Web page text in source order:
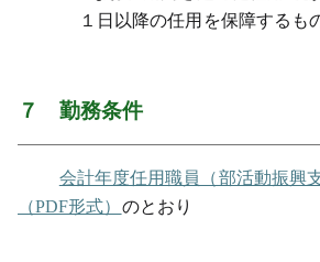
１日以降の任用を保障するも
７ 勤務条件
会計年度任用職員（部活動振興
（PDF形式） のとおり